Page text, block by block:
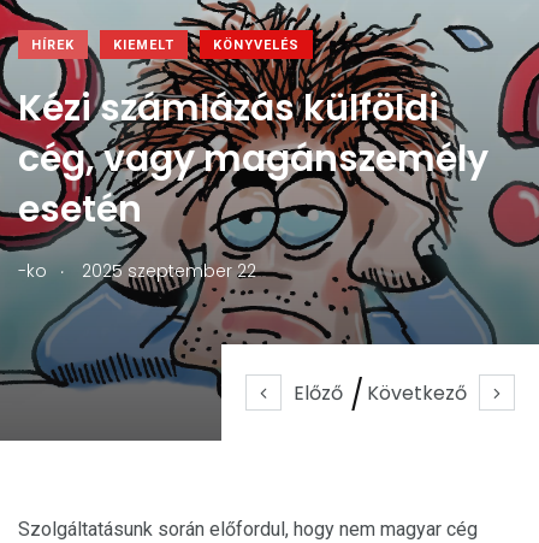
Előző Következő
HÍREK KIEMELT KÖNYVELÉS
Kézi számlázás külföldi
cég, vagy magánszemély
esetén
-ko . 2025 szeptember 22
Szolgáltatásunk során előfordul, hogy nem magyar cég